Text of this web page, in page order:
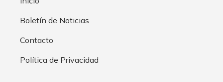
Boletín de Noticias
Contacto
Política de Privacidad